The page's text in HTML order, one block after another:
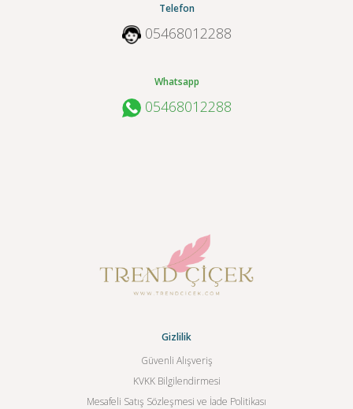
Telefon
05468012288
Whatsapp
05468012288
Gizlilik
Güvenli Alışveriş
KVKK Bilgilendirmesi
Mesafeli Satış Sözleşmesi ve İade Politikası